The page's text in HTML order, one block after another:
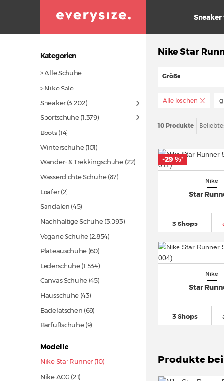
Sneaker
Kategorien
> Alle Schuhe
> Nike Sale
Sneaker(3.202)
Sportschuhe(1.379)
Boots(14)
Winterschuhe(101)
Wander- & Trekkingschuhe(22)
Wasserdichte Schuhe(87)
Loafer (2)
Sandalen (45)
Nachhaltige Schuhe(3.093)
Vegane Schuhe (2.854)
Plateauschuhe (60)
Lederschuhe(1.534)
Canvas Schuhe (45)
Hausschuhe (43)
Badelatschen (69)
Barfußschuhe (9)
Modelle
Nike Star Runner (10)
Nike ACG (21)
Nike Star
Größe
Alle löschen
10 Produkte
Nike
Star
3 Shops
-29 %*
Nike
Star
3 Shops
Produkte bei